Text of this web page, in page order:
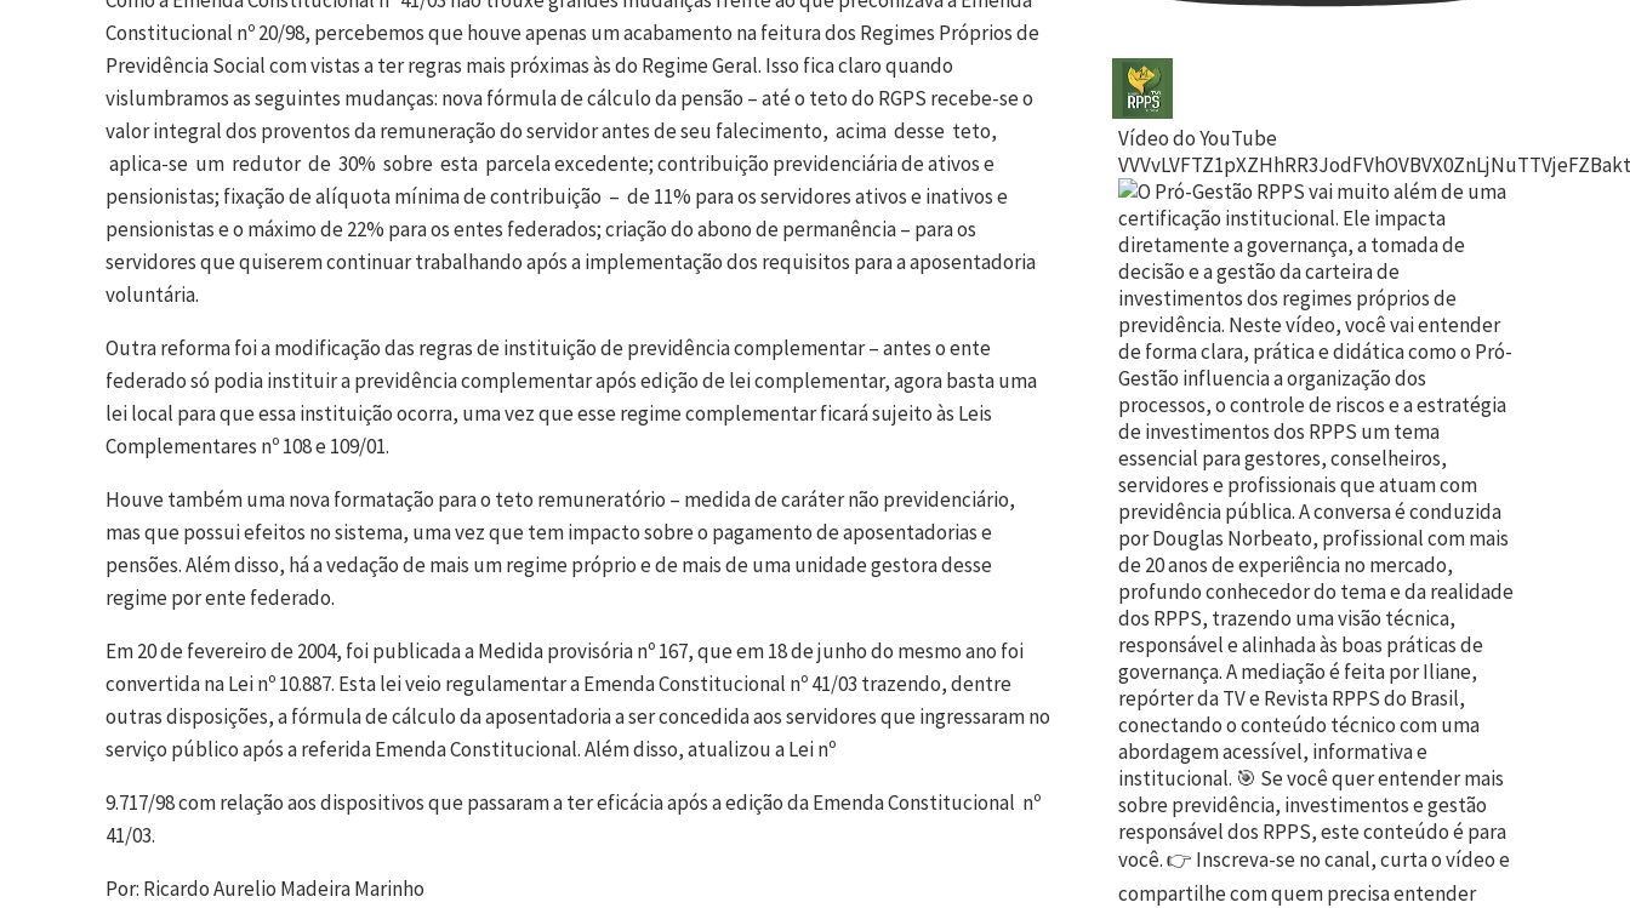
Constitucional nº 20/98, percebemos que houve apenas um acabamento na feitura dos Regimes Próprios de
Previdência Social com vistas a ter regras mais próximas às do Regime Geral. Isso fica claro quando
vislumbramos as seguintes mudanças: nova fórmula de cálculo da pensão – até o teto do RGPS recebe-se o
valor integral dos proventos da remuneração do servidor antes de seu falecimento, acima desse teto,
aplica-se um redutor de 30% sobre esta parcela excedente; contribuição previdenciária de ativos e
pensionistas; fixação de alíquota mínima de contribuição – de 11% para os servidores ativos e inativos e
pensionistas e o máximo de 22% para os entes federados; criação do abono de permanência – para os
servidores que quiserem continuar trabalhando após a implementação dos requisitos para a aposentadoria
voluntária.
Outra reforma foi a modificação das regras de instituição de previdência complementar – antes o ente
federado só podia instituir a previdência complementar após edição de lei complementar, agora basta uma
lei local para que essa instituição ocorra, uma vez que esse regime complementar ficará sujeito às Leis
Complementares nº 108 e 109/01.
Houve também uma nova formatação para o teto remuneratório – medida de caráter não previdenciário,
mas que possui efeitos no sistema, uma vez que tem impacto sobre o pagamento de aposentadorias e
pensões. Além disso, há a vedação de mais um regime próprio e de mais de uma unidade gestora desse
regime por ente federado.
Em 20 de fevereiro de 2004, foi publicada a Medida provisória nº 167, que em 18 de junho do mesmo ano foi
convertida na Lei nº 10.887. Esta lei veio regulamentar a Emenda Constitucional nº 41/03 trazendo, dentre
outras disposições, a fórmula de cálculo da aposentadoria a ser concedida aos servidores que ingressaram no
serviço público após a referida Emenda Constitucional. Além disso, atualizou a Lei nº
9.717/98 com relação aos dispositivos que passaram a ter eficácia após a edição da Emenda Constitucional nº
41/03.
Por: Ricardo Aurelio Madeira Marinho
Vídeo do YouTube